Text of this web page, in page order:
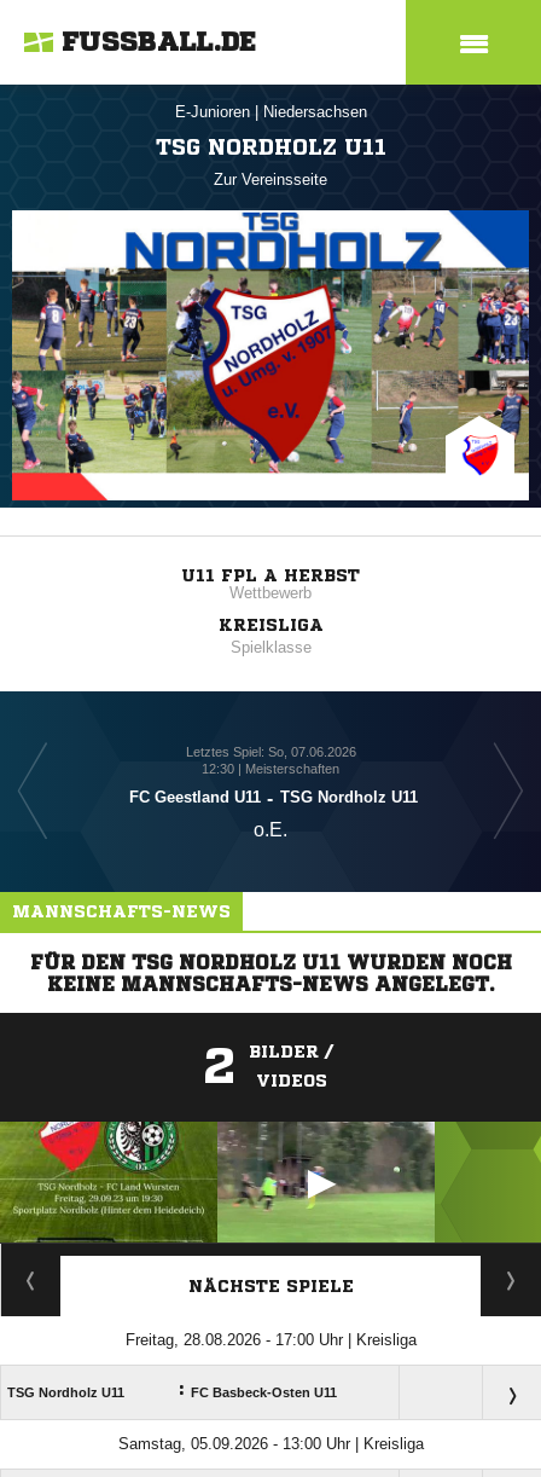
FUSSBALL.DE
E-Junioren Niedersachsen
TSG NORDHOLZ U11
Zur Vereinsseite
U11 FPL A HERBST
Wettbewerb
KREISLIGA
Spielklasse
Letztes Spiel: So, 07.06.2026
12:30 | Meisterschaften
FC Geestland U11 - TSG Nordholz U11
o.E.
MANNSCHAFTS-NEWS
FÜR DEN TSG NORDHOLZ U11 WURDEN NOCH
KEINE MANNSCHAFTS-NEWS ANGELEGT.
2
BILDER /
VIDEOS
ANZEIGE
NÄCHSTE SPIELE
Freitag, 28.08.2026 - 17:00 Uhr | Kreisliga
TSG Nordholz U11 : FC Basbeck-Osten U11
Samstag, 05.09.2026 - 13:00 Uhr | Kreisliga